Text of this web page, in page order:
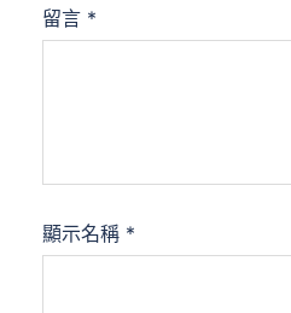
留言 *
顯示名稱 *